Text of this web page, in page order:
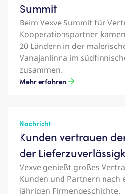
Summit
Beim Vexve Summit für
Kooperationspartner
20 Ländern in der
Vanajanlinna im
zusammen.
Mehr erfahren
Nachricht
Kunden vertrauen
der
Vexve genießt großes
Kunden und Partnern nach
jährigen Firmengeschichte.